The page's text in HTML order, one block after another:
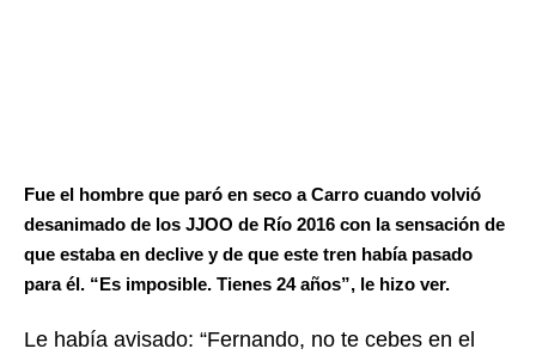
Fue el hombre que paró en seco a Carro cuando volvió
desanimado de los JJOO de Río 2016 con la sensación de
que estaba en declive y de que este tren había pasado
para él. “Es imposible. Tienes 24 años”, le hizo ver.
Le había avisado: “Fernando, no te cebes en el